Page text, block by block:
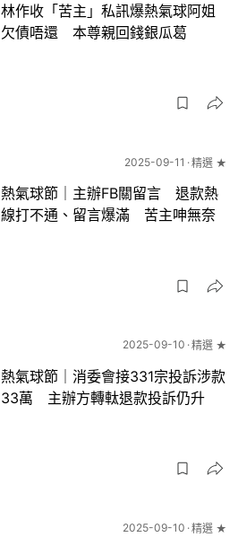
林作收「苦主」私訊爆熱氣球阿姐
欠債唔還 本尊親回錢銀瓜葛
2025-09-11 精選 ★
熱氣球節｜主辦FB關留言 退款熱
線打不通、留言爆滿 苦主呻無奈
2025-09-10 精選 ★
熱氣球節｜消委會接331宗投訴涉款
33萬 主辦方轉軚退款投訴仍升
2025-09-10 精選 ★